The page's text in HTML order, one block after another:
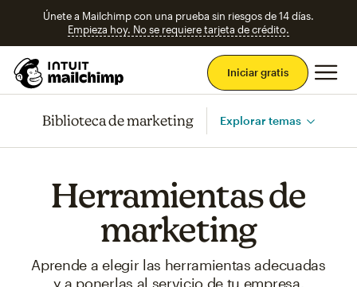
Únete a Mailchimp con una prueba sin riesgos de 14 días.
Empieza hoy. No se requiere tarjeta de crédito.
Iniciar gratis
Biblioteca de marketing Explorar temas
Herramientas de
marketing
Aprende a elegir las herramientas adecuadas
y a ponerlas al servicio de tu empresa.